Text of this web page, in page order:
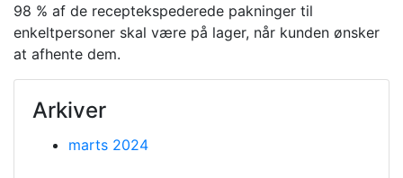
98 % af de receptekspederede pakninger til
enkeltpersoner skal være på lager, når kunden ønsker
at afhente dem.
Arkiver
marts 2024